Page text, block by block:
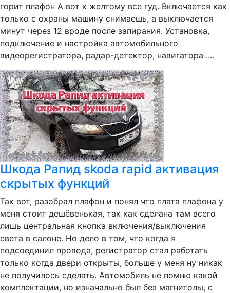
горит плафон А вот к желтому все гуд. Включается как
только с охраны машину снимаешь, а выключается
минут через 12 вроде после запирания. Установка,
подключение и настройка автомобильного
видеорегистратора, радар-детектор, навигатора ....
Шкода Рапид skoda rapid активация
скрытых функций
Так вот, разобрал плафон и понял что плата плафона у
меня стоит дешёвенькая, так как сделана там всего
лишь центральная кнопка включения/выключения
света в салоне. Но дело в том, что когда я
подсоединил провода, регистратор стал работать
только когда двери открыты, больше у меня ну никак
не получилось сделать. Автомобиль не помню какой
комплектации, но изначально был без магнитолы, с